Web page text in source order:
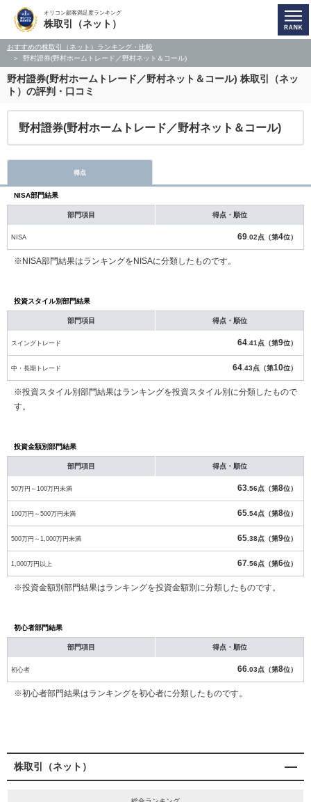
オリコン顧客満足度ランキング
株取引（ネット）
おすすめの株取引（ネット）ランキング・比較
野村證券(野村ホームトレード／野村ネット＆コール)
野村證券(野村ホームトレード／野村ネット＆コール) 株取引（ネッ
ト）の評判・口コミ
野村證券(野村ホームトレード／野村ネット＆コール)
得点
NISA部門結果
部門項目 得点・順位
NISA 69 .02点（第4位）
※NISA部門結果はランキングをNISAに分類したものです。
投資スタイル別部門結果
部門項目 得点・順位
スイングトレード 64 .41点（第9位）
中・長期トレード 64 .43点（第10位）
※投資スタイル別部門結果はランキングを投資スタイル別に分類したもので
す。
投資金額別部門結果
部門項目 得点・順位
50万円～100万円未満 63 .56点（第8位）
100万円～500万円未満 65 .54点（第8位）
500万円～1,000万円未満 65 .38点（第9位）
1,000万円以上 67 .56点（第6位）
※投資金額別部門結果はランキングを投資金額別に分類したものです。
初心者部門結果
部門項目 得点・順位
初心者 66 .03点（第8位）
※初心者部門結果はランキングを初心者に分類したものです。
株取引（ネット）